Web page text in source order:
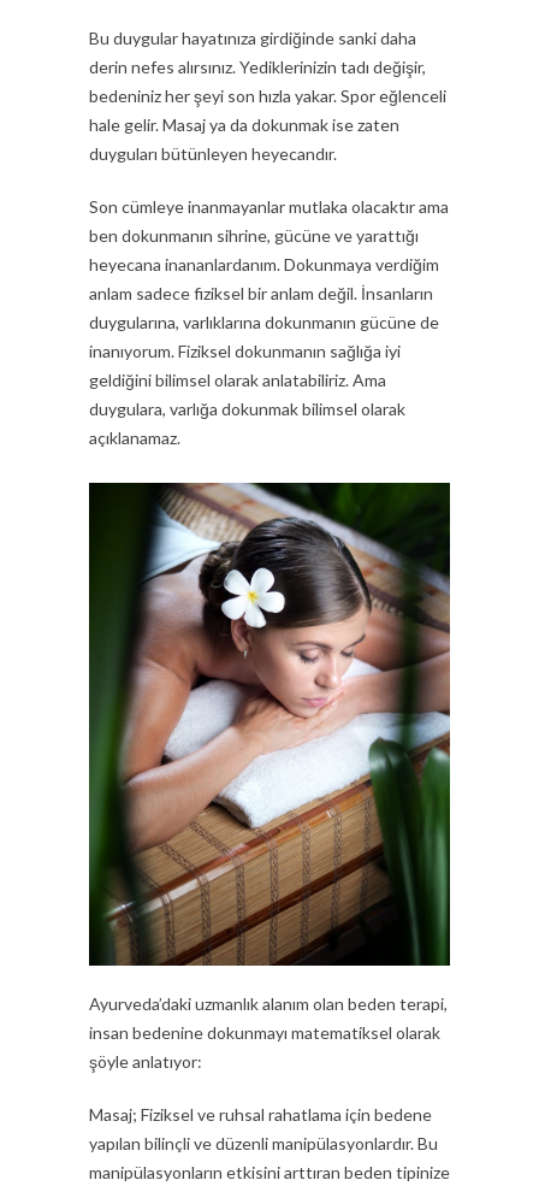
Bu duygular hayatınıza girdiğinde sanki daha
derin nefes alırsınız. Yediklerinizin tadı değişir,
bedeniniz her şeyi son hızla yakar. Spor eğlenceli
hale gelir. Masaj ya da dokunmak ise zaten
duyguları bütünleyen heyecandır.
Son cümleye inanmayanlar mutlaka olacaktır ama
ben dokunmanın sihrine, gücüne ve yarattığı
heyecana inananlardanım. Dokunmaya verdiğim
anlam sadece fiziksel bir anlam değil. İnsanların
duygularına, varlıklarına dokunmanın gücüne de
inanıyorum. Fiziksel dokunmanın sağlığa iyi
geldiğini bilimsel olarak anlatabiliriz. Ama
duygulara, varlığa dokunmak bilimsel olarak
açıklanamaz.
Ayurveda’daki uzmanlık alanım olan beden terapi,
insan bedenine dokunmayı matematiksel olarak
şöyle anlatıyor:
Masaj; Fiziksel ve ruhsal rahatlama için bedene
yapılan bilinçli ve düzenli manipülasyonlardır. Bu
manipülasyonların etkisini arttıran beden tipinize